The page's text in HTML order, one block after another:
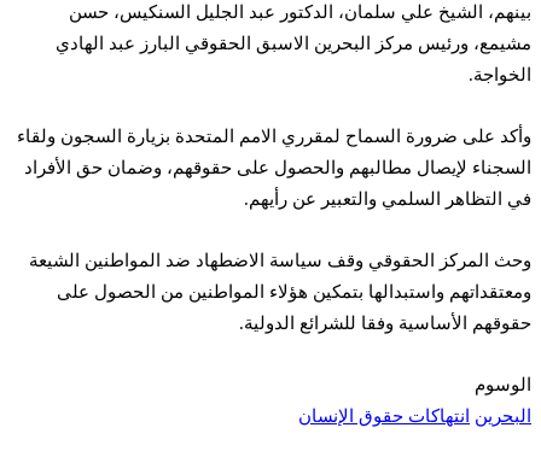
بينهم، الشيخ علي سلمان، الدكتور عبد الجليل السنكيس، حسن
مشيمع، ورئيس مركز البحرين الاسبق الحقوقي البارز عبد الهادي
الخواجة.
وأكد على ضرورة السماح لمقرري الامم المتحدة بزيارة السجون ولقاء
السجناء لإيصال مطالبهم والحصول على حقوقهم، وضمان حق الأفراد
في التظاهر السلمي والتعبير عن رأيهم.
وحث المركز الحقوقي وقف سياسة الاضطهاد ضد المواطنين الشيعة
ومعتقداتهم واستبدالها بتمكين هؤلاء المواطنين من الحصول على
حقوقهم الأساسية وفقا للشرائع الدولية.
الوسوم
البحرين
انتهاكات حقوق الإنسان